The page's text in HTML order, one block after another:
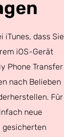
iTunes, dass Sie
iOS-Gerät
Phone Transfer
nach Belieben
Für
neue
gesicherten